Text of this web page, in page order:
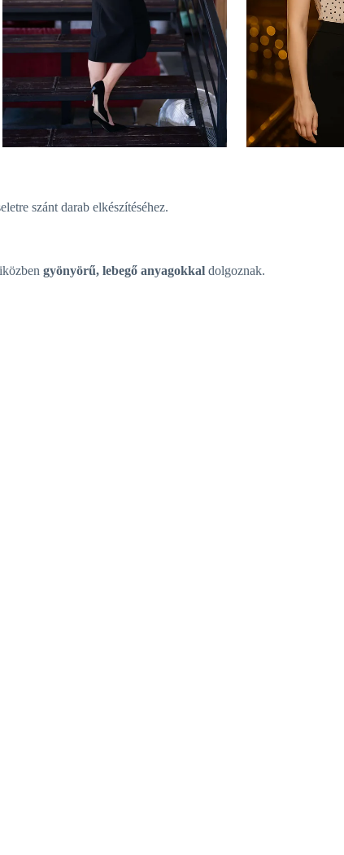
szánt darab elkészítéséhez.
gyönyörű, lebegő anyagokkal dolgoznak.